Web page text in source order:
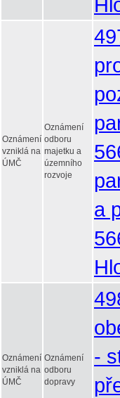
Oznámení
vzniklá na
ÚMČ
Oznámení
odboru
majetku a
územního
rozvoje
a
Oznámení
vzniklá na
ÚMČ
Oznámení
odboru
dopravy
-